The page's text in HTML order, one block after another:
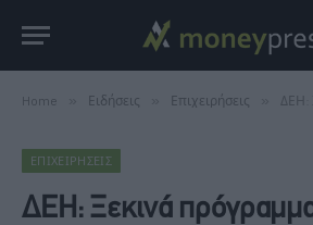
Home Ειδήσεις Επιχειρήσεις ΔΕΗ:
ΕΠΙΧΕΙΡΉΣΕΙΣ
ΔΕΗ: Ξεκινά πρόγραμμα